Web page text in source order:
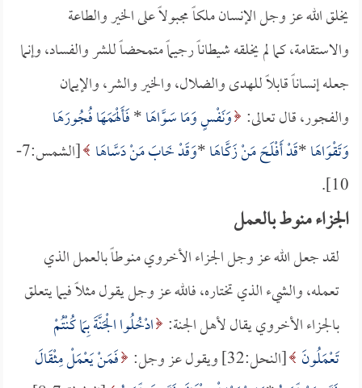
يخلق الله عز وجل الإنسان ملكاً مجبولاً على الخير والطاعة
والاستقامة، كما لم يخلقه شيطاناً رجيماً متمحضاً للشر والفساد، وإنما
جعله إنساناً قابلاً للهدى والضلال، والخير والشر، والإيمان
والفجور، قال تعالى: وَنَفْسٍ وَمَا سَوَّاهَا*فَأَلْهَمَهَا فُجُورَهَا
وَتَقْوَاهَا*قَدْ أَفْلَحَ مَنْ زَكَّاهَا*وَقَدْ خَابَ مَنْ دَسَّاهَا
[الشمس:7-
10].
الجزاء منوط بالعمل
لقد جعل الله عز وجل الجزاء الأخروي منوطاً بالعمل الذي
تعمله، والشيء الذي تختاره، فالله عز وجل يقول مثلاً فيما يتعلق
بالجزاء الأخروي يقال لأهل الجنة: ادْخُلُوا الْجَنَّةَ بِمَا كُنْتُمْ
تَعْمَلُونَ [النحل:32] ويقول عز وجل:
فَمَنْ يَعْمَلْ مِثْقَالَ